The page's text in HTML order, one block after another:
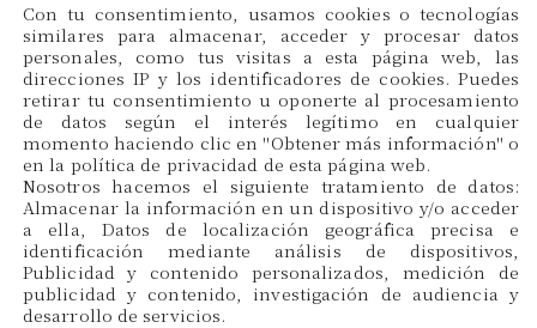
Oficinas
C/ París, 209, 2on 2ª
08008 Barcelona
Idiomas
CAT
ES
EN
Menu
Con tu consentimiento, usamos cookies o tecnologías
similares para almacenar, acceder y procesar datos
personales, como tus visitas a esta página web, las
direcciones IP y los identificadores de cookies. Puedes
retirar tu consentimiento u oponerte al procesamiento
de datos según el interés legítimo en cualquier
momento haciendo clic en ''Obtener más información'' o
en la política de privacidad de esta página web.
Nosotros hacemos el siguiente tratamiento de datos:
Almacenar la información en un dispositivo y/o acceder
a ella, Datos de localización geográfica precisa e
identificación mediante análisis de dispositivos,
Publicidad y contenido personalizados, medición de
publicidad y contenido, investigación de audiencia y
desarrollo de servicios.